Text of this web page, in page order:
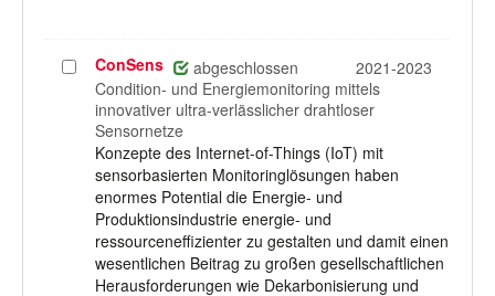
Projekt
auswählen
ConSens abgeschlossen
2021-2023
Condition- und Energiemonitoring mittels
innovativer ultra-verlässlicher drahtloser
Sensornetze
Konzepte des Internet-of-Things (IoT) mit
sensorbasierten Monitoringlösungen haben
enormes Potential die Energie- und
Produktionsindustrie energie- und
ressourceneffizienter zu gestalten und damit einen
wesentlichen Beitrag zu großen gesellschaftlichen
Herausforderungen wie Dekarbonisierung und